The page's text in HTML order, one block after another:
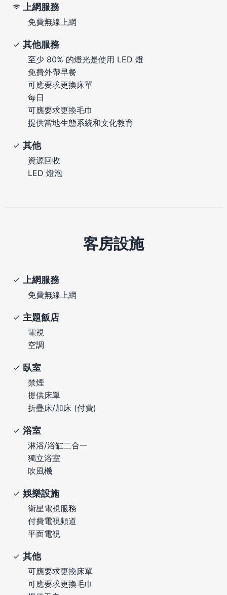
上網服務
免費無線上網
其他服務
至少 80% 的燈光是使用 LED 燈
免費外帶早餐
可應要求更換床單
每日
可應要求更換毛巾
提供當地生態系統和文化教育
其他
資源回收
LED 燈泡
客房設施
上網服務
免費無線上網
主題飯店
電視
空調
臥室
禁煙
提供床單
折疊床/加床 (付費)
浴室
淋浴/浴缸二合一
獨立浴室
吹風機
娛樂設施
衛星電視服務
付費電視頻道
平面電視
其他
可應要求更換床單
可應要求更換毛巾